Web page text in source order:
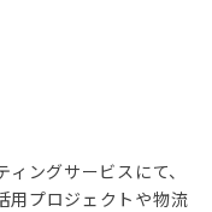
ングサービスにて、
用プロジェクトや物流